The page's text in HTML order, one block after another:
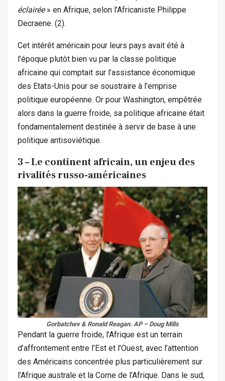
éclairée» en Afrique, selon l’Africaniste Philippe
Decraene. (2).
Cet intérêt américain pour leurs pays avait été à
l’époque plutôt bien vu par la classe politique
africaine qui comptait sur l’assistance économique
des Etats-Unis pour se soustraire à l’emprise
politique européenne. Or pour Washington, empêtrée
alors dans la guerre froide, sa politique africaine était
fondamentalement destinée à servir de base à une
politique antisoviétique.
3 – Le continent africain, un enjeu des
rivalités russo-américaines
Gorbatchev & Ronald Reagan. AP – Doug Mills
Pendant la guerre froide, l’Afrique est un terrain
d’affrontement entre l’Est et l’Ouest, avec l’attention
des Américains concentrée plus particulièrement sur
l’Afrique australe et la Corne de l’Afrique. Dans le sud,